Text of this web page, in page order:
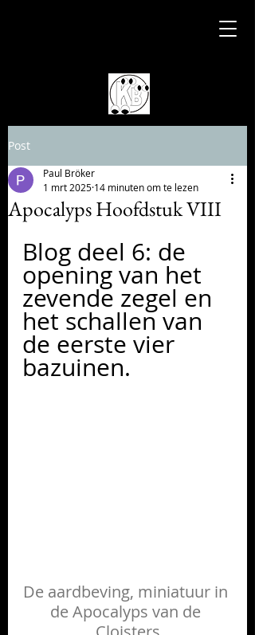
Post
Apocalyps Hoofdstuk VIII
Paul Bröker
1 mrt 2025 14 minuten om te lezen
Blog deel 6: de
opening van het
zevende zegel en
het schallen van
de eerste vier
bazuinen.
De aardbeving, miniatuur in
de Apocalyps van de